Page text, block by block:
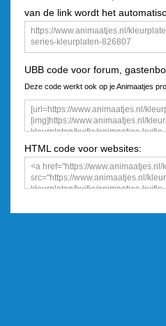
van de link wordt het
UBB code voor forum,
Deze code werkt ook op je Animaatjes
een plaatje
HTML code voor websites: